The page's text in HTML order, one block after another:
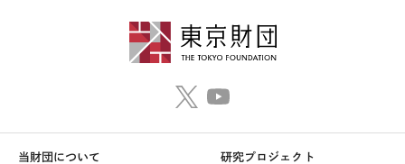
当財団について 研究プロジェクト